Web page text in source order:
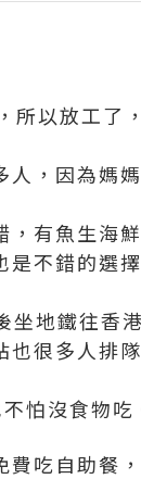
以放工了
，因為媽
有魚生海
不錯的選擇
地鐵往香
很多人排
怕沒食物吃
吃自助餐